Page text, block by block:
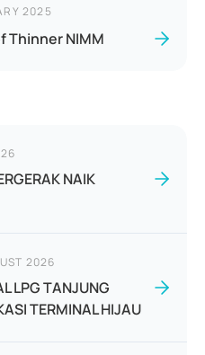
2025
Thinner NIMM
NAIK
2026
LPG TANJUNG
TERMINAL HIJAU